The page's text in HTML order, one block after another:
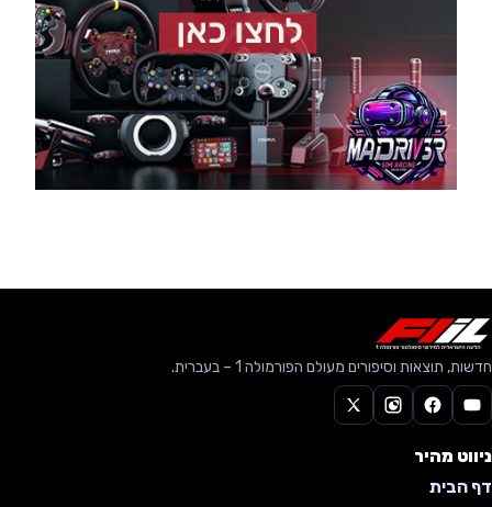
חדשות, תוצאות וסיפורים מעולם הפורמולה 1 – בעברית.
ניווט מהיר
דף הבית